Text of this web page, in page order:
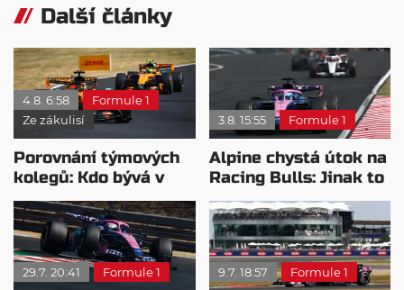
Další články
4.8. 6:58
Formule 1
Ze zákulisí
Porovnání týmových
kolegů: Kdo bývá v
sobotu nejrychlejší?
3.8. 15:55 Formule 1
Alpine chystá útok na
Racing Bulls: Jinak to
bude kritické
29.7. 20:41 Formule 1 9.7. 18:57 Formule 1